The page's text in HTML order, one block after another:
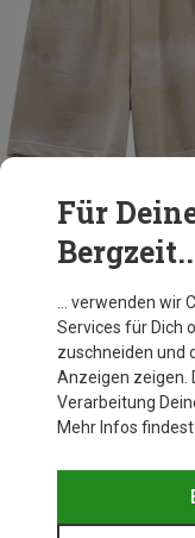
Du sparst 29%
Für
… verwenden wir
Services für Dich
zuschneiden und
Anzeigen zeigen.
Verarbeitung
Mehr Infos